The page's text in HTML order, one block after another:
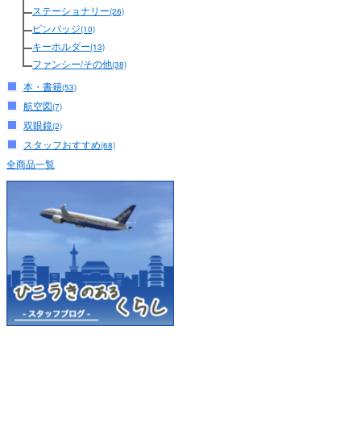
ステーショナリー(26)
ピンバッジ(10)
キーホルダー(13)
ファンシー/その他(38)
本・書籍(53)
航空図(7)
双眼鏡(2)
スタッフおすすめ(68)
全商品一覧